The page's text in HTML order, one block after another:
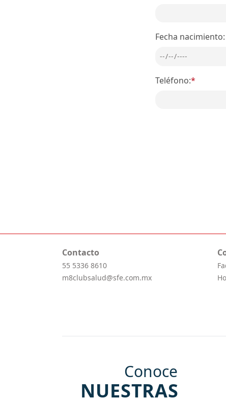
Fecha nacimiento:
Teléfono:*
Contacto
55 5336 8610
m8clubsalud@sfe.com.mx
Conoce
NUESTRAS